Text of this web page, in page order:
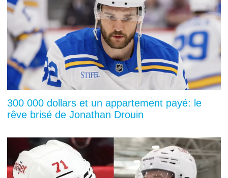
300 000 dollars et un appartement payé: le
rêve brisé de Jonathan Drouin